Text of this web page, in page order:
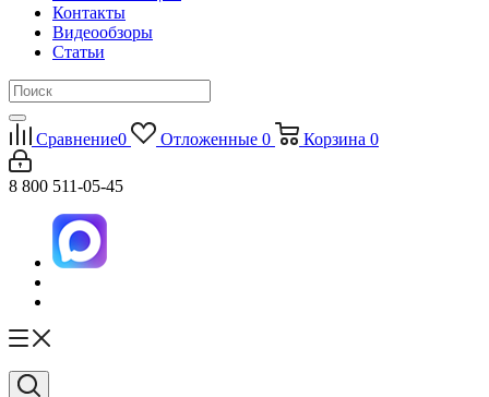
Контакты
Видеообзоры
Статьи
Сравнение0 Отложенные 0 Корзина 0
8 800 511-05-45